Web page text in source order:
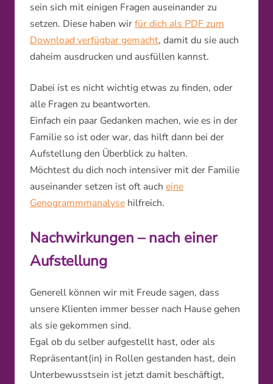
sein sich mit einigen Fragen auseinander zu
setzen. Diese haben wirfür dich als PDF zum
Download verfügbar gemacht, damit du sie auch
daheim ausdrucken und ausfüllen kannst.
Dabei ist es nicht wichtig etwas zu finden, oder
alle Fragen zu beantworten.
Einfach ein paar Gedanken machen, wie es in der
Familie so ist oder war, das hilft dann bei der
Aufstellung den Überblick zu halten.
Möchtest du dich noch intensiver mit der Familie
auseinander setzen ist oft auch eine
Genogrammmanalyse hilfreich.
Nachwirkungen – nach einer
Aufstellung
Generell können wir mit Freude sagen, dass
unsere Klienten immer besser nach Hause gehen
als sie gekommen sind.
Egal ob du selber aufgestellt hast, oder als
Repräsentant(in) in Rollen gestanden hast, dein
Unterbewusstsein ist jetzt damit beschäftigt,